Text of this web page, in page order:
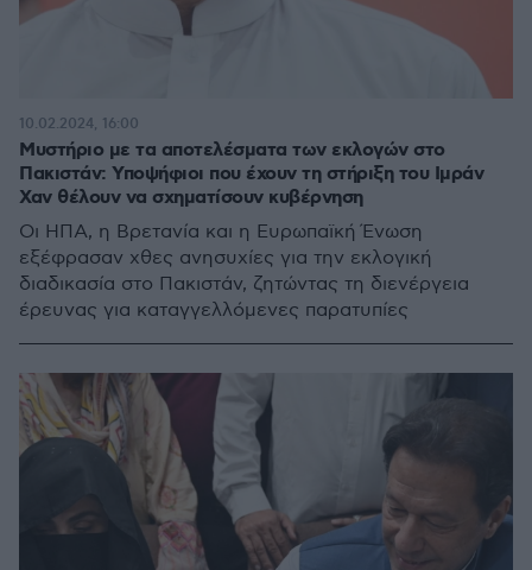
Μυστήριο με τα αποτελέσματα των εκλογών στο
Πακιστάν: Υποψήφιοι που έχουν τη στήριξη του Ιμράν
Χαν θέλουν να σχηματίσουν κυβέρνηση
Οι ΗΠΑ, η Βρετανία και η Ευρωπαϊκή Ένωση
εξέφρασαν χθες ανησυχίες για την εκλογική
διαδικασία στο Πακιστάν, ζητώντας τη διενέργεια
έρευνας για καταγγελλόμενες παρατυπίες
10.02.2024, 16:00